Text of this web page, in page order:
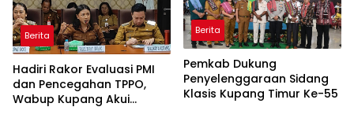
Berita
Hadiri Rakor Evaluasi PMI
dan Pencegahan TPPO,
Wabup Kupang Akui
Berita
Pemkab Dukung
Penyelenggaraan Sidang
Klasis Kupang Timur Ke-55